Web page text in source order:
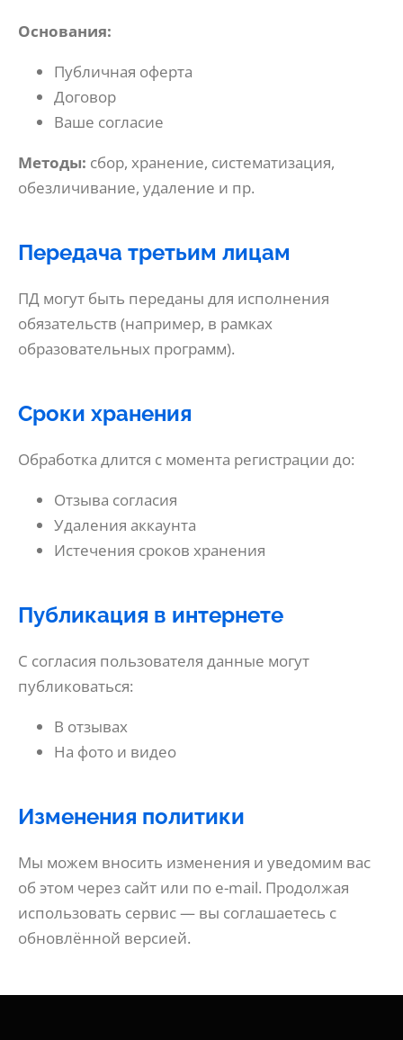
Основания:
Публичная оферта
Договор
Ваше согласие
Методы: сбор, хранение, систематизация,
обезличивание, удаление и пр.
Передача третьим лицам
ПД могут быть переданы для исполнения
обязательств (например, в рамках
образовательных программ).
Сроки хранения
Обработка длится с момента регистрации до:
Отзыва согласия
Удаления аккаунта
Истечения сроков хранения
Публикация в интернете
С согласия пользователя данные могут
публиковаться:
В отзывах
На фото и видео
Изменения политики
Мы можем вносить изменения и уведомим вас
об этом через сайт или по e-mail. Продолжая
использовать сервис — вы соглашаетесь с
обновлённой версией.